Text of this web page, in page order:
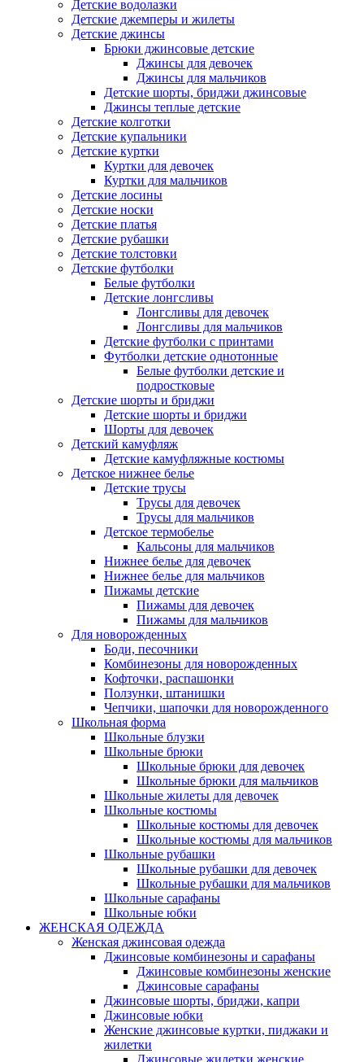
Детские водолазки
Детские джемперы и жилеты
Детские джинсы
Брюки джинсовые детские
Джинсы для девочек
Джинсы для мальчиков
Детские шорты, бриджи джинсовые
Джинсы теплые детские
Детские колготки
Детские купальники
Детские куртки
Куртки для девочек
Куртки для мальчиков
Детские лосины
Детские носки
Детские платья
Детские рубашки
Детские толстовки
Детские футболки
Белые футболки
Детские лонгсливы
Лонгсливы для девочек
Лонгсливы для мальчиков
Детские футболки с принтами
Футболки детские однотонные
Белые футболки детские и
подростковые
Детские шорты и бриджи
Детские шорты и бриджи
Шорты для девочек
Детский камуфляж
Детские камуфляжные костюмы
Детское нижнее белье
Детские трусы
Трусы для девочек
Трусы для мальчиков
Детское термобелье
Кальсоны для мальчиков
Нижнее белье для девочек
Нижнее белье для мальчиков
Пижамы детские
Пижамы для девочек
Пижамы для мальчиков
Для новорожденных
Боди, песочники
Комбинезоны для новорожденных
Кофточки, распашонки
Ползунки, штанишки
Чепчики, шапочки для новорожденного
Школьная форма
Школьные блузки
Школьные брюки
Школьные брюки для девочек
Школьные брюки для мальчиков
Школьные жилеты для девочек
Школьные костюмы
Школьные костюмы для девочек
Школьные костюмы для мальчиков
Школьные рубашки
Школьные рубашки для девочек
Школьные рубашки для мальчиков
Школьные сарафаны
Школьные юбки
ЖЕНСКАЯ ОДЕЖДА
Женская джинсовая одежда
Джинсовые комбинезоны и сарафаны
Джинсовые комбинезоны женские
Джинсовые сарафаны
Джинсовые шорты, бриджи, капри
Джинсовые юбки
Женские джинсовые куртки, пиджаки и
жилетки
Джинсовые жилетки женские